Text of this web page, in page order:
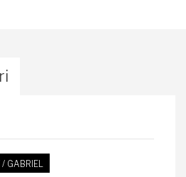
GABRIEL